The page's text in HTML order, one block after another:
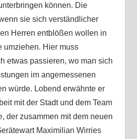
können. Die
sie sich verständlicher
Herren entblößen wollen in
umziehen. Hier muss
etwas passieren, wo man sich
im angemessenen
würde. Lobend erwähnte er
mit der Stadt und dem Team
der zusammen mit dem neuen
Maximilian Wirries